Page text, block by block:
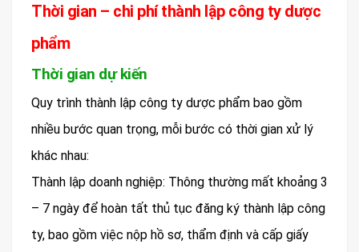
Thời gian – chi phí thành lập công ty dược
phẩm
Thời gian dự kiến
Quy trình thành lập công ty dược phẩm bao gồm
nhiều bước quan trọng, mỗi bước có thời gian xử lý
khác nhau:
Thành lập doanh nghiệp: Thông thường mất khoảng 3
– 7 ngày để hoàn tất thủ tục đăng ký thành lập công
ty, bao gồm việc nộp hồ sơ, thẩm định và cấp giấy